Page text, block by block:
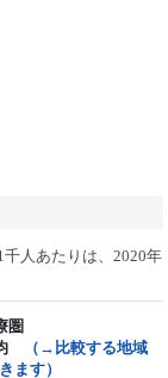
人あたりは、2020年
圏
（→比較する地域
ます）